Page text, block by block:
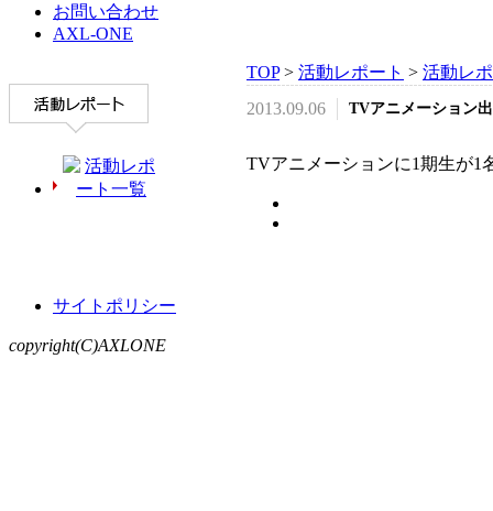
お問い合わせ
AXL-ONE
TOP > 活動レポート > 活動レ
2013.09.06
TVアニメーション
TVアニメーションに1期生が1
サイトポリシー
copyright(C)AXLONE